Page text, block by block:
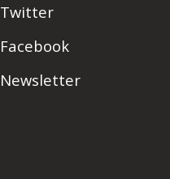
Twitter
Facebook
Newsletter